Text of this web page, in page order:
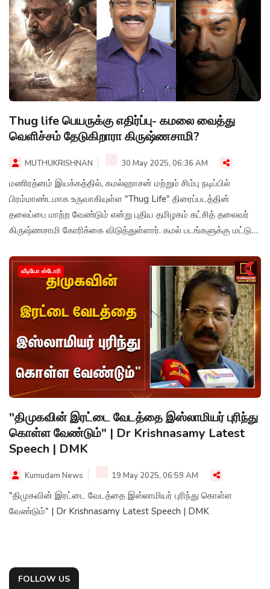
Thug life பெயருக்கு எதிர்ப்பு- கமலை வைத்து
வெளிச்சம் தேடுகிறாரா கிருஷ்ணசாமி?
MUTHUKRISHNAN 30 May 2025, 06:36 AM
மணிரத்னம் இயக்கத்தில், கமல்ஹாசன் மற்றும் சிம்பு நடிப்பில்
பிரம்மாண்டமாக உருவாகியுள்ள "Thug Life" திரைப்படத்தின்
தலைப்பை மாற்ற வேண்டும் என்று புதிய தமிழகம் கட்சித் தலைவர்
கிருஷ்ணசாமி கோரிக்கை விடுத்துள்ளார். கமல் படங்களுக்கு மட்டும்
கிருஷ்ணசாமி என நெட்டிசன்கள் கேள்வி எழுப்பி வருகின்றனர்.
வீடியோ ஸ்டோரி
"திமுகவின் இரட்டை வேடத்தை இஸ்லாமியர் புரிந்து
கொள்ள வேண்டும்" | Dr Krishnasamy Latest
Speech | DMK
Kumudam News 19 May 2025, 06:59 AM
"திமுகவின் இரட்டை வேடத்தை இஸ்லாமியர் புரிந்து கொள்ள
வேண்டும்" | Dr Krishnasamy Latest Speech | DMK
FOLLOW US